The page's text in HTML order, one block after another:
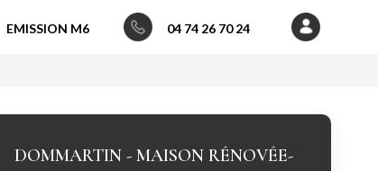
04 74 26 70 24
EMISSION M6
DOMMARTIN - MAISON RÉNOVÉE-